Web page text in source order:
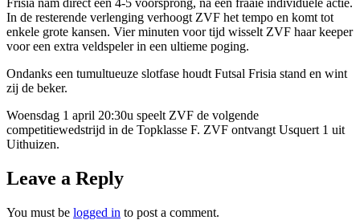
In de resterende verlenging verhoogt ZVF het tempo en komt tot
enkele grote kansen. Vier minuten voor tijd wisselt ZVF haar keeper
voor een extra veldspeler in een ultieme poging.
Ondanks een tumultueuze slotfase houdt Futsal Frisia stand en wint
zij de beker.
Woensdag 1 april 20:30u speelt ZVF de volgende
competitiewedstrijd in de Topklasse F. ZVF ontvangt Usquert 1 uit
Uithuizen.
Leave a Reply
You must be logged in to post a comment.